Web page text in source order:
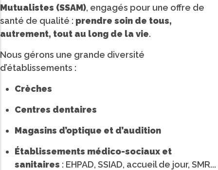
Mutualistes (SSAM), engagés pour une offre de
santé de qualité : prendre soin de tous,
autrement, tout au long de la vie.
Nous gérons une grande diversité
d’établissements :
Crèches
Centres dentaires
Magasins d’optique et d’audition
Établissements médico-sociaux et
sanitaires : EHPAD, SSIAD, accueil de jour, SMR...